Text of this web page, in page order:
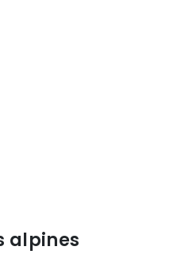
alpines